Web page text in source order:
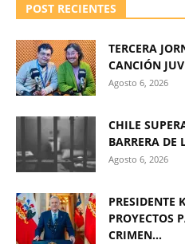
POST RECIENTES
TERCERA
CANCIÓN
Agosto 6, 2026
CHILE
BARRERA DE
Agosto 6, 2026
PRESIDENTE
PROYECTOS
CRIMEN...